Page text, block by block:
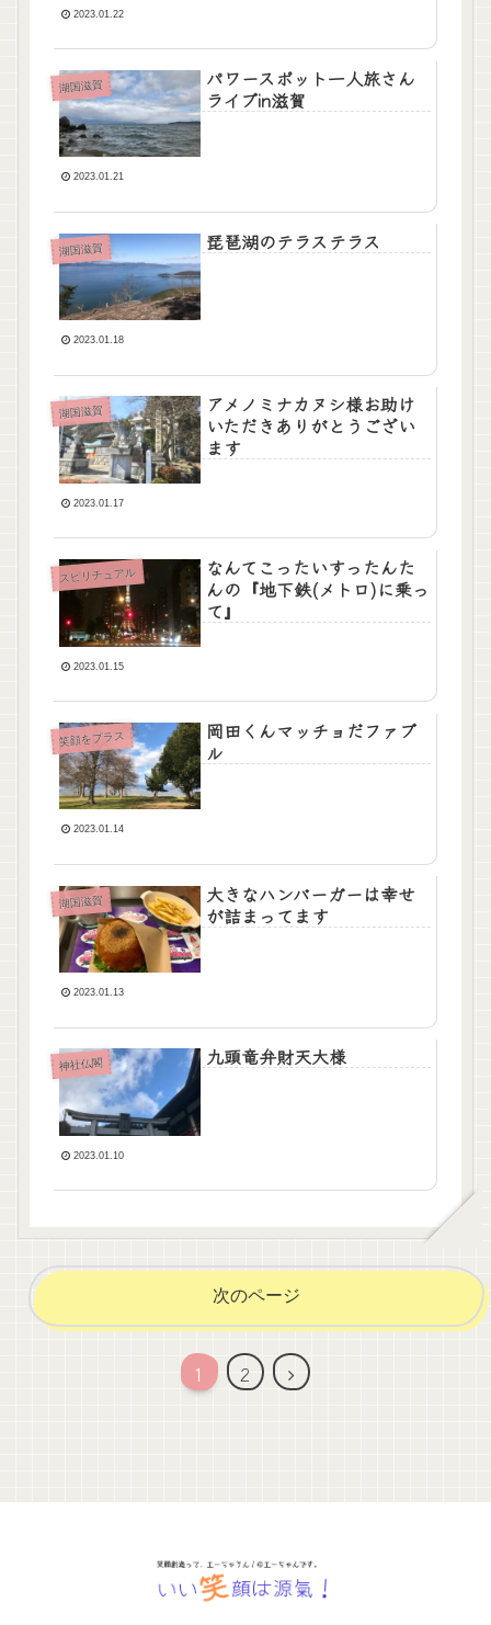
2023.01.22
湖国滋賀
パワースポット一人旅さん
ライブin滋賀
2023.01.21
湖国滋賀 琵琶湖のテラステラス
2023.01.18
湖国滋賀
アメノミナカヌシ様お助け
いただきありがとうござい
ます
2023.01.17
スピリチュアル
なんてこったいすったんた
んの『地下鉄(メトロ)に乗っ
て』
2023.01.15
笑顔をプラス
岡田くんマッチョだファブ
ル
2023.01.14
湖国滋賀
大きなハンバーガーは幸せ
が詰まってます
2023.01.13
神社仏閣 九頭竜弁財天大様
2023.01.10
次のページ
1 2